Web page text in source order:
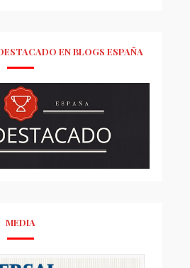
EN BLOGS ESPAÑA
MEDIA